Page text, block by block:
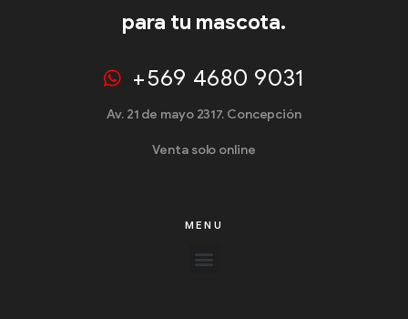
para tu mascota.
+569 4680 9031
Av. 21 de mayo 2317. Concepción
Venta solo online
MENU